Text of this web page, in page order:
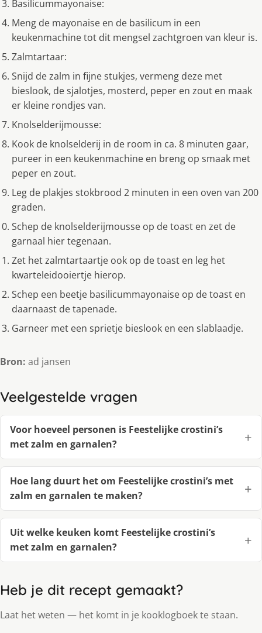
Basilicummayonaise:
Meng de mayonaise en de basilicum in een
keukenmachine tot dit mengsel zachtgroen van kleur is.
Zalmtartaar:
Snijd de zalm in fijne stukjes, vermeng deze met
bieslook, de sjalotjes, mosterd, peper en zout en maak
er kleine rondjes van.
Knolselderijmousse:
Kook de knolselderij in de room in ca. 8 minuten gaar,
pureer in een keukenmachine en breng op smaak met
peper en zout.
Leg de plakjes stokbrood 2 minuten in een oven van 200
graden.
Schep de knolselderijmousse op de toast en zet de
garnaal hier tegenaan.
Zet het zalmtartaartje ook op de toast en leg het
kwarteleidooiertje hierop.
Schep een beetje basilicummayonaise op de toast en
daarnaast de tapenade.
Garneer met een sprietje bieslook en een slablaadje.
Bron: ad jansen
Veelgestelde vragen
Voor hoeveel personen is Feestelijke crostini’s
met zalm en garnalen?
Hoe lang duurt het om Feestelijke crostini’s met
zalm en garnalen te maken?
Uit welke keuken komt Feestelijke crostini’s
met zalm en garnalen?
Heb je dit recept gemaakt?
Laat het weten — het komt in je kooklogboek te staan.